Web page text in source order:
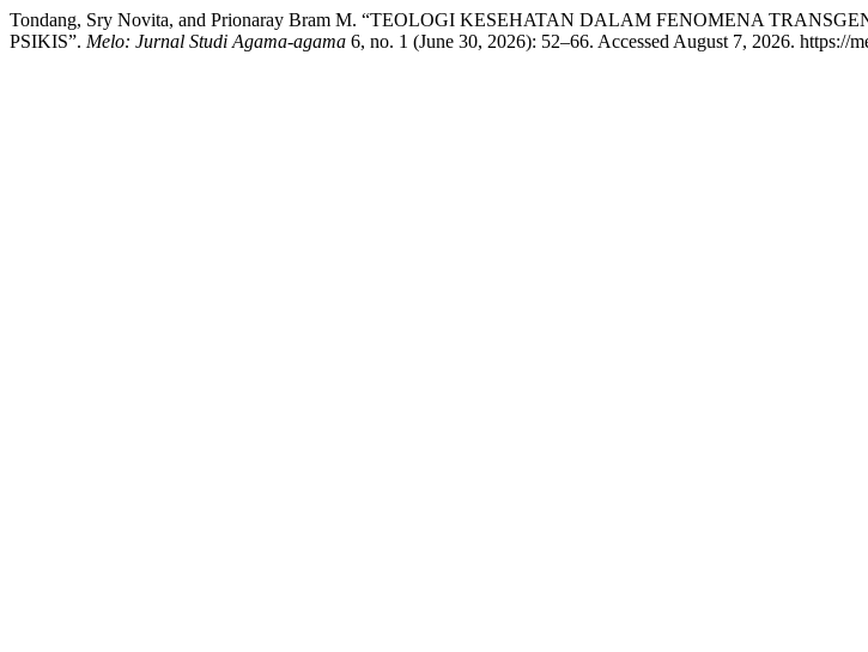
Tondang, Sry Novita, and Prionaray Bram M. “TEOLOGI KESEHATAN DALAM FENOMENA
PSIKIS”. Melo: Jurnal Studi Agama-agama 6, no. 1 (June 30, 2026): 52–66. Accessed August 7, 2026. https://